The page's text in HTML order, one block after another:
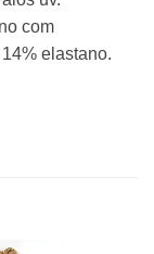
com
elastano.